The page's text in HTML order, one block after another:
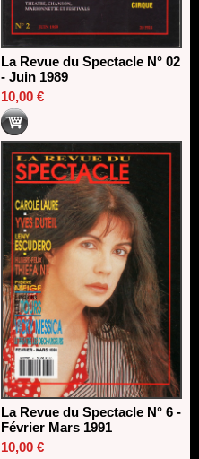
La Revue du Spectacle N° 02
- Juin 1989
10,00 €
La Revue du Spectacle N° 6 -
Février Mars 1991
10,00 €